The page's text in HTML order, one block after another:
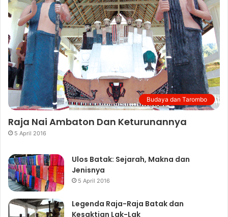
Budaya dan Tarombo
Raja Nai Ambaton Dan Keturunannya
5 April 2016
Ulos Batak: Sejarah, Makna dan
Jenisnya
5 April 2016
Legenda Raja-Raja Batak dan
Kesaktian Lak-Lak